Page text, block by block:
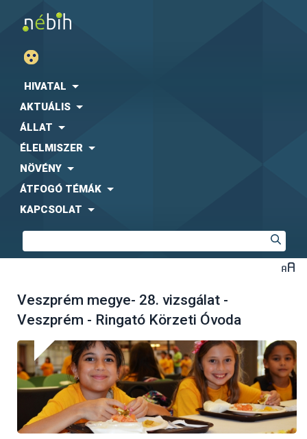
HIVATAL
AKTUÁLIS
ÁLLAT
ÉLELMISZER
NÖVÉNY
ÁTFOGÓ TÉMÁK
KAPCSOLAT
Veszprém megye- 28. vizsgálat -
Veszprém - Ringató Körzeti Óvoda